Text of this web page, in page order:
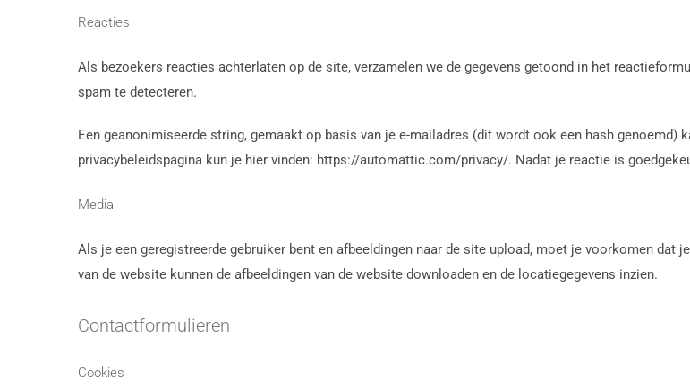
Reacties
Als bezoekers reacties achterlaten op de site, verzamelen we de gegevens getoond in het
spam te detecteren.
Een geanonimiseerde string, gemaakt op basis van je e-mailadres (dit wordt ook een hash genoemd)
privacybeleidspagina kun je hier vinden: https://automattic.com/privacy/. Nadat je reactie is
Media
Als je een geregistreerde gebruiker bent en afbeeldingen naar de site upload, moet je voorkomen dat
van de website kunnen de afbeeldingen van de website downloaden en de locatiegegevens inzien.
Contactformulieren
Cookies